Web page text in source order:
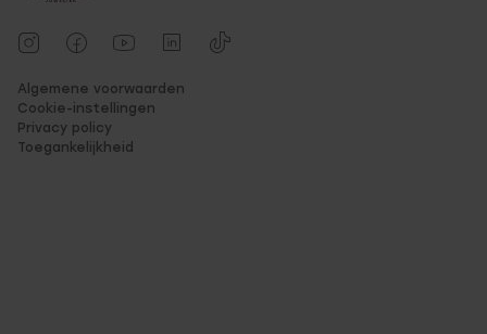
Algemene voorwaarden
Cookie-instellingen
Privacy policy
Toegankelijkheid